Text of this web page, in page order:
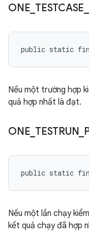
ONE TESTCASE
public static
Nếu một trường hợp
quả hợp nhất là đạt.
ONE TESTRUN
public static
Nếu một lần chạy
kết quả chạy đã hợp